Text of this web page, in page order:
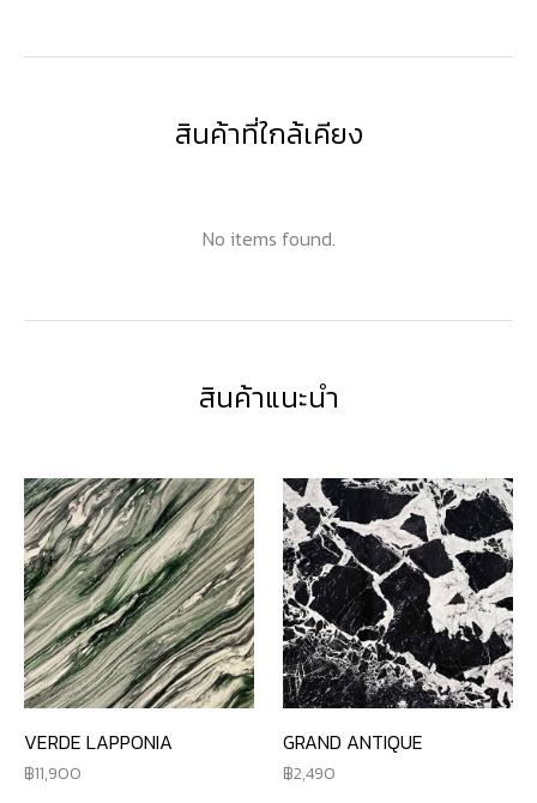
สินค้าที่ใกล้เคียง
No items found.
สินค้าแนะนำ
VERDE LAPPONIA
11,900
GRAND ANTIQUE
2,490